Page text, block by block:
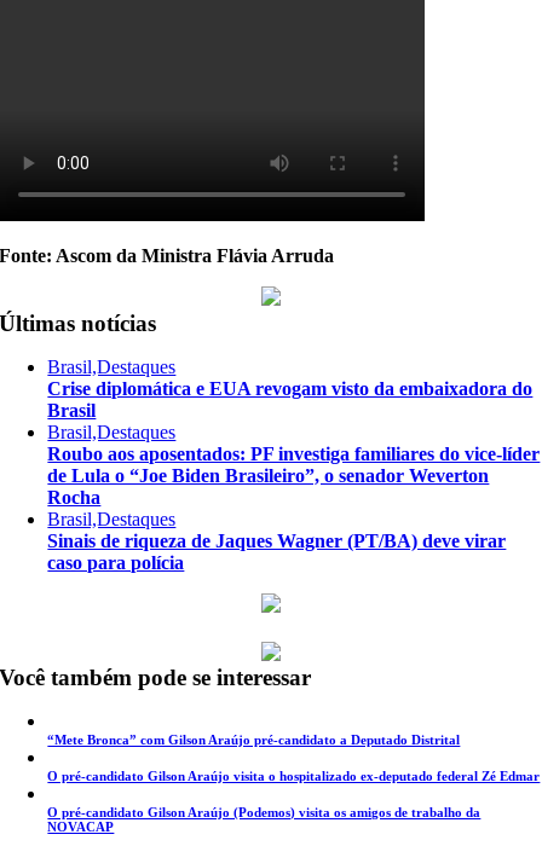
Fonte: Ascom da Ministra Flávia Arruda
Últimas notícias
Brasil,Destaques
Crise diplomática e EUA revogam visto da embaixadora do
Brasil
Brasil,Destaques
Roubo aos aposentados: PF investiga familiares do vice-líder
de Lula o “Joe Biden Brasileiro”, o senador Weverton
Rocha
Brasil,Destaques
Sinais de riqueza de Jaques Wagner (PT/BA) deve virar
caso para polícia
Você também pode se interessar
“Mete Bronca” com Gilson Araújo pré-candidato a Deputado Distrital
O pré-candidato Gilson Araújo visita o hospitalizado ex-deputado federal Zé Edmar
O pré-candidato Gilson Araújo (Podemos) visita os amigos de trabalho da
NOVACAP